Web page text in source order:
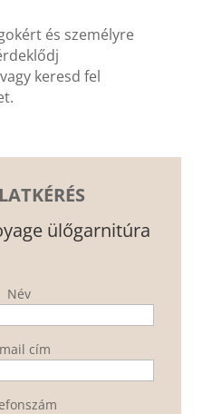
és személyre
keresd fel
ülőgarnitúra
Név
cím